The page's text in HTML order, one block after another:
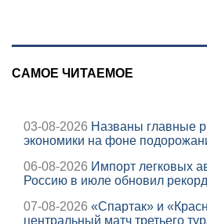
САМОЕ ЧИТАЕМОЕ
03-08-2026 Названы главные
экономики на фоне
06-08-2026 Импорт легковых
Россию в июле обновил рекорд
07-08-2026 «Спартак» и
центральный матч третьего